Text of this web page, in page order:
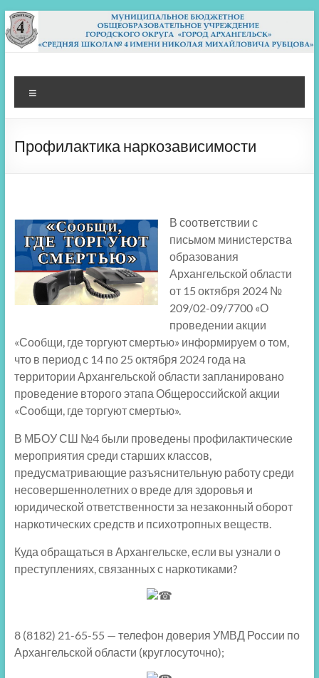
Перейти
к
содержимому
МБОУ СШ 4
Архангельск
Профилактика наркозависимости
В соответствии с
письмом министерства
образования
Архангельской области
от 15 октября 2024 №
209/02-09/7700 «О
проведении акции
«Сообщи, где торгуют смертью» информируем о том,
что в период с 14 по 25 октября 2024 года на
территории Архангельской области запланировано
проведение второго этапа Общероссийской акции
«Сообщи, где торгуют смертью».
В МБОУ СШ №4 были проведены профилактические
мероприятия среди старших классов,
предусматривающие разъяснительную работу среди
несовершеннолетних о вреде для здоровья и
юридической ответственности за незаконный оборот
наркотических средств и психотропных веществ.
Куда обращаться в Архангельске, если вы узнали о
преступлениях, связанных с наркотиками?
8 (8182) 21-65-55 — телефон доверия УМВД России по
Архангельской области (круглосуточно);